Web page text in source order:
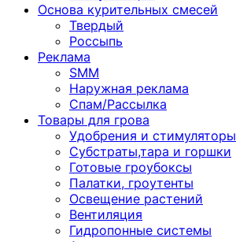
Основа курительных смесей
Твердый
Россыпь
Реклама
SMM
Наружная реклама
Спам/Рассылка
Товары для грова
Удобрения и стимуляторы
Субстраты,тара и горшки
Готовые гроубоксы
Палатки, гроутенты
Освещение растений
Вентиляция
Гидропонные системы